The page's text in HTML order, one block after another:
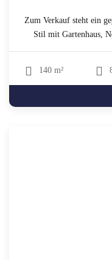
Zum Verkauf steht ein
Stil mit Gartenhaus,
140 m²